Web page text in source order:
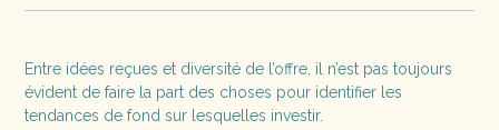
Entre idées reçues et diversité de l’offre, il n’est pas toujours
évident de faire la part des choses pour identifier les
tendances de fond sur lesquelles investir.